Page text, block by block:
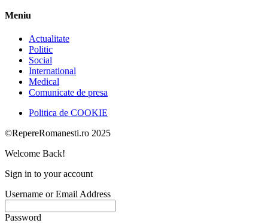
Meniu
Actualitate
Politic
Social
International
Medical
Comunicate de presa
Politica de COOKIE
©RepereRomanesti.ro 2025
Welcome Back!
Sign in to your account
Username or Email Address
Password